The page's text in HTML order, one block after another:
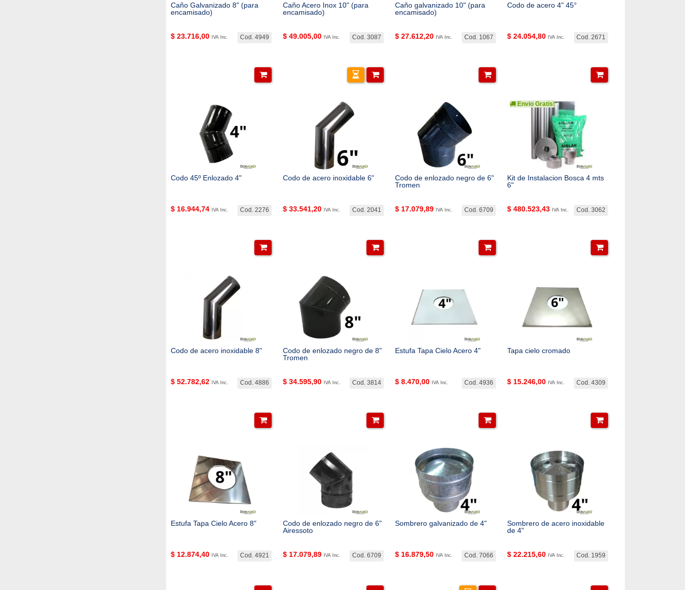
Caño Galvanizado 8" (para
encamisado)
Cod. 4949
$ 23.716,00 IVA Inc.
Caño Acero Inox 10" (para
encamisado)
Cod. 3087
$ 49.005,00 IVA Inc.
Caño galvanizado 10" (para
encamisado)
Cod. 1067
$ 27.612,20 IVA Inc.
Codo de acero 4" 45°
Cod. 2671
$ 24.054,80 IVA Inc.
Codo 45º Enlozado 4"
Cod. 2276
$ 16.944,74 IVA Inc.
Codo de acero inoxidable 6"
Cod. 2041
$ 33.541,20 IVA Inc.
Codo de enlozado negro de 6"
Tromen
Cod. 6709
$ 17.079,89 IVA Inc.
Envio Gratis!
Kit de Instalacion Bosca 4 mts
6"
Cod. 3062
$ 480.523,43 IVA Inc.
Codo de acero inoxidable 8"
Cod. 4886
$ 52.782,62 IVA Inc.
Codo de enlozado negro de 8"
Tromen
Cod. 3814
$ 34.595,90 IVA Inc.
Estufa Tapa Cielo Acero 4"
Cod. 4936
$ 8.470,00 IVA Inc.
Tapa cielo cromado
Cod. 4309
$ 15.246,00 IVA Inc.
Estufa Tapa Cielo Acero 8"
Cod. 4921
$ 12.874,40 IVA Inc.
Codo de enlozado negro de 6"
Airessoto
Cod. 6709
$ 17.079,89 IVA Inc.
Sombrero galvanizado de 4"
Cod. 7066
$ 16.879,50 IVA Inc.
Sombrero de acero inoxidable
de 4"
Cod. 1959
$ 22.215,60 IVA Inc.